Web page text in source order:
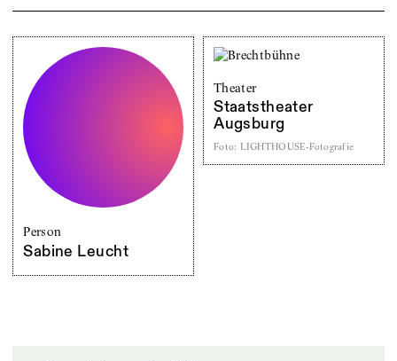
Person
Sabine Leucht
Theater
Staatstheater
Augsburg
Foto: LIGHTHOUSE-Fotografie